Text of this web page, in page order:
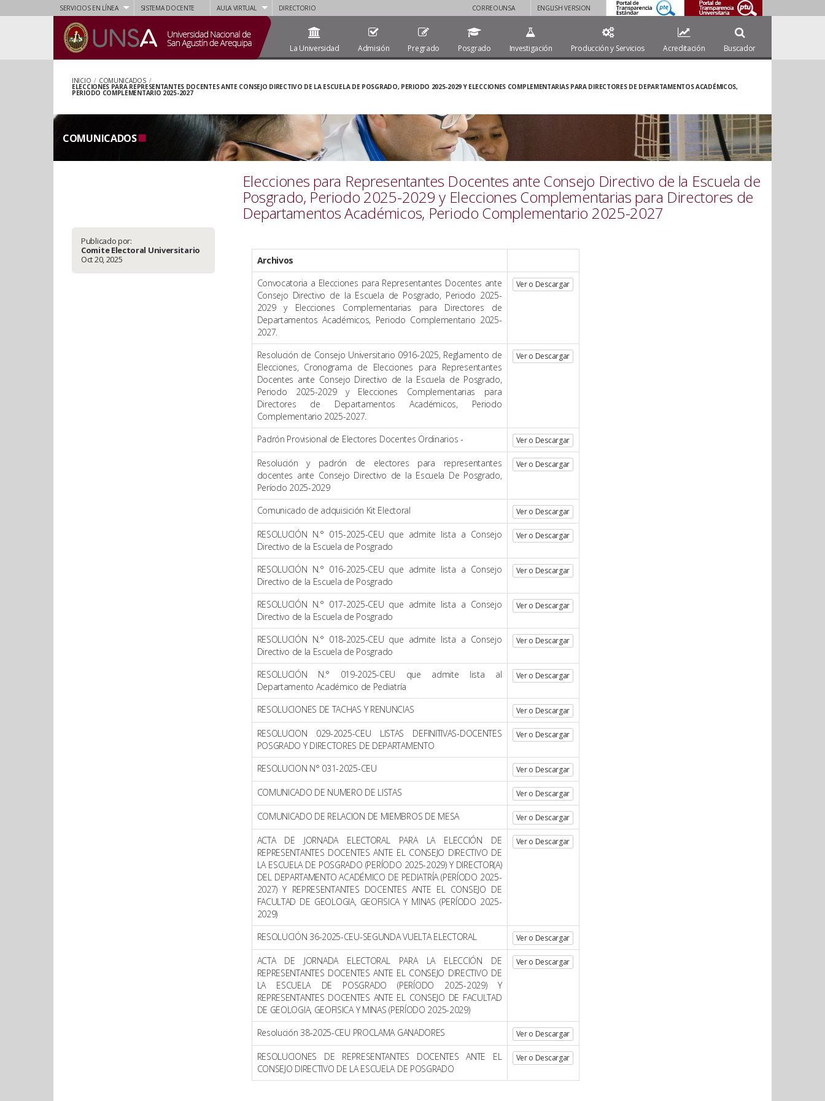
SERVICIOS EN LÍNEA SISTEMA DOCENTE AULA VIRTUAL DIRECTORIO CORREOUNSA ENGLISH VERSION . ..
La Universidad Admisión Pregrado Posgrado Investigación Producción y Servicios Acreditación Buscador
INICIO / COMUNICADOS /
ELECCIONES PARA REPRESENTANTES DOCENTES ANTE CONSEJO DIRECTIVO DE LA ESCUELA DE POSGRADO, PERIODO 2025-2029 Y ELECCIONES COMPLEMENTARIAS PARA DIRECTORES DE DEPARTAMENTOS ACADÉMICOS,
PERIODO COMPLEMENTARIO 2025-2027
COMUNICADOS
Elecciones para Representantes Docentes ante Consejo Directivo de la Escuela de
Posgrado, Periodo 2025-2029 y Elecciones Complementarias para Directores de
Departamentos Académicos, Periodo Complementario 2025-2027
Publicado por:
Comite Electoral Universitario
Oct 20, 2025
Archivos
Convocatoria a Elecciones para Representantes Docentes ante
Consejo Directivo de la Escuela de Posgrado, Periodo 2025-
2029 y Elecciones Complementarias para Directores de
Departamentos Académicos, Periodo Complementario 2025-
2027.
Ver o Descargar
Resolución de Consejo Universitario 0916-2025, Reglamento de
Elecciones, Cronograma de Elecciones para Representantes
Docentes ante Consejo Directivo de la Escuela de Posgrado,
Periodo 2025-2029 y Elecciones Complementarias para
Directores de Departamentos Académicos, Periodo
Complementario 2025-2027.
Ver o Descargar
Padrón Provisional de Electores Docentes Ordinarios - Ver o Descargar
Resolución y padrón de electores para representantes
docentes ante Consejo Directivo de la Escuela De Posgrado,
Período 2025-2029
Ver o Descargar
Comunicado de adquisición Kit Electoral Ver o Descargar
RESOLUCIÓN N.° 015-2025-CEU que admite lista a Consejo
Directivo de la Escuela de Posgrado
Ver o Descargar
RESOLUCIÓN N.° 016-2025-CEU que admite lista a Consejo
Directivo de la Escuela de Posgrado
Ver o Descargar
RESOLUCIÓN N.° 017-2025-CEU que admite lista a Consejo
Directivo de la Escuela de Posgrado
Ver o Descargar
RESOLUCIÓN N.° 018-2025-CEU que admite lista a Consejo
Directivo de la Escuela de Posgrado
Ver o Descargar
RESOLUCIÓN N.° 019-2025-CEU que admite lista al
Departamento Académico de Pediatría
Ver o Descargar
RESOLUCIONES DE TACHAS Y RENUNCIAS Ver o Descargar
RESOLUCION 029-2025-CEU LISTAS DEFINITIVAS-DOCENTES
POSGRADO Y DIRECTORES DE DEPARTAMENTO
Ver o Descargar
RESOLUCION N° 031-2025-CEU Ver o Descargar
COMUNICADO DE NUMERO DE LISTAS Ver o Descargar
COMUNICADO DE RELACION DE MIEMBROS DE MESA Ver o Descargar
ACTA DE JORNADA ELECTORAL PARA LA ELECCIÓN DE
REPRESENTANTES DOCENTES ANTE EL CONSEJO DIRECTIVO DE
LA ESCUELA DE POSGRADO (PERÍODO 2025-2029) Y DIRECTOR(A)
DEL DEPARTAMENTO ACADÉMICO DE PEDIATRÍA (PERÍODO 2025-
2027) Y REPRESENTANTES DOCENTES ANTE EL CONSEJO DE
FACULTAD DE GEOLOGIA, GEOFISICA Y MINAS (PERÍODO 2025-
2029)
Ver o Descargar
RESOLUCIÓN 36-2025-CEU-SEGUNDA VUELTA ELECTORAL Ver o Descargar
ACTA DE JORNADA ELECTORAL PARA LA ELECCIÓN DE
REPRESENTANTES DOCENTES ANTE EL CONSEJO DIRECTIVO DE
LA ESCUELA DE POSGRADO (PERÍODO 2025-2029) Y
REPRESENTANTES DOCENTES ANTE EL CONSEJO DE FACULTAD
DE GEOLOGIA, GEOFISICA Y MINAS (PERÍODO 2025-2029)
Ver o Descargar
Resolución 38-2025-CEU PROCLAMA GANADORES Ver o Descargar
RESOLUCIONES DE REPRESENTANTES DOCENTES ANTE EL
CONSEJO DIRECTIVO DE LA ESCUELA DE POSGRADO
Ver o Descargar